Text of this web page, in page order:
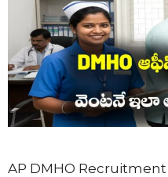
AP DMHO Recruitment